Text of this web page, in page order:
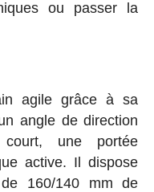
ou passer la
agile grâce à sa
angle de direction
une portée
active. Il dispose
160/140 mm de